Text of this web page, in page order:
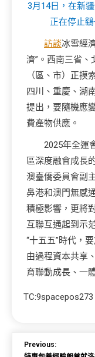
3月14日，在新
正在停止
訪談冰雪經
濟”。西南三省
（區、市）正摸
四川、重慶、湖
提出，要隨機應
費產物供應。
2025年全運
區深度融會成長
澳臺僑委員會副
鼻港和澳門無感
積極影響，更將
互聯互通起到示
“十五五”時代，
由過程資本共享
育聯動成長、一
TC:9spacepos273
Previous: